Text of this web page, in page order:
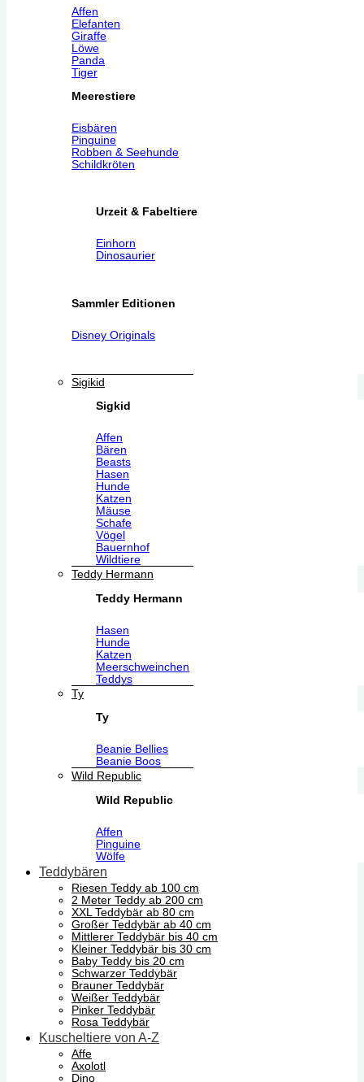
Affen
Elefanten
Giraffe
Löwe
Panda
Tiger
Meerestiere
Eisbären
Pinguine
Robben & Seehunde
Schildkröten
Urzeit & Fabeltiere
Einhorn
Dinosaurier
Sammler Editionen
Disney Originals
Sigikid
Sigkid
Affen
Bären
Beasts
Hasen
Hunde
Katzen
Mäuse
Schafe
Vögel
Bauernhof
Wildtiere
Teddy Hermann
Teddy Hermann
Hasen
Hunde
Katzen
Meerschweinchen
Teddys
Ty
Ty
Beanie Bellies
Beanie Boos
Wild Republic
Wild Republic
Affen
Pinguine
Wölfe
Teddybären
Riesen Teddy ab 100 cm
2 Meter Teddy ab 200 cm
XXL Teddybär ab 80 cm
Großer Teddybär ab 40 cm
Mittlerer Teddybär bis 40 cm
Kleiner Teddybär bis 30 cm
Baby Teddy bis 20 cm
Schwarzer Teddybär
Brauner Teddybär
Weißer Teddybär
Pinker Teddybär
Rosa Teddybär
Kuscheltiere von A-Z
Affe
Axolotl
Dino